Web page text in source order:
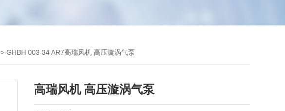
> GHBH 003 34 AR7高瑞风机 高压漩涡气泵
高瑞风机 高压漩涡气泵